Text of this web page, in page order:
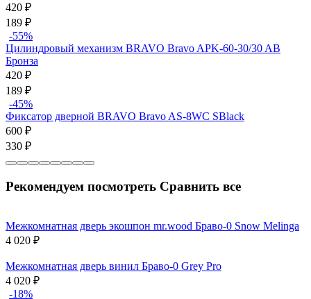
420 ₽
189 ₽
-55%
Цилиндровый механизм BRAVO Bravo AРK-60-30/30 AB
Бронза
420 ₽
189 ₽
-45%
Фиксатор дверной BRAVO Bravo AS-8WC SBlack
600 ₽
330 ₽
Рекомендуем посмотреть Сравнить все
Межкомнатная дверь экошпон mr.wood Браво-0 Snow Melinga
4 020 ₽
Межкомнатная дверь винил Браво-0 Grey Pro
4 020 ₽
-18%